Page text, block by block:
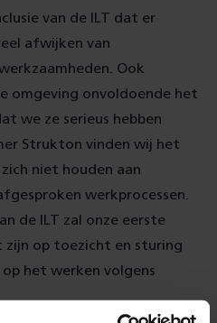
van de ILT dat er
afwijken van
Ook
omgeving onvoldoende het
we ze serieus hebben
Strukton vinden wij het
niet houden aan
werkprocessen.
de ILT zal onze eerste
zijn op toezicht en sturing
het werken volgens